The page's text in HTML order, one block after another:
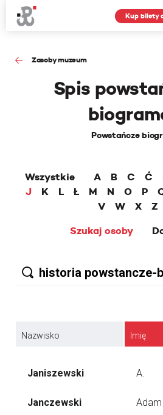
Kup bilety
Zasoby muzeum
Spis
Powstańcze
Wszystkie A B C Ć
J
K L Ł M N O P
V
W X Z
Szukaj osoby
Nazwisko Imię
Janiszewski A.
Janczewski Adam